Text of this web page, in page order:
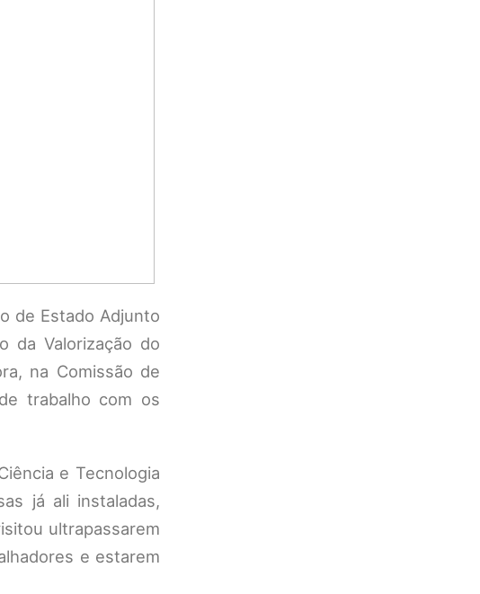
de Estado Adjunto
da Valorização do
na Comissão de
trabalho com os
e Tecnologia
já ali instaladas,
ultrapassarem
e estarem